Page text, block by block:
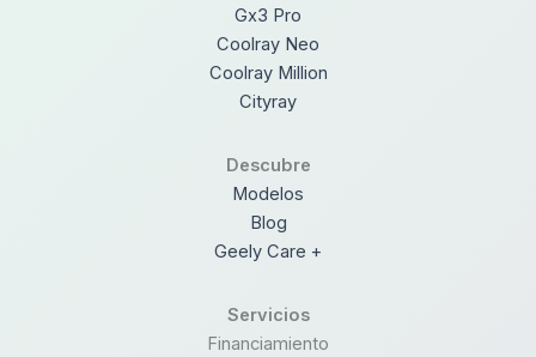
Gx3 Pro
Coolray Neo
Coolray Million
Cityray
Descubre
Modelos
Blog
Geely Care +
Servicios
Financiamiento